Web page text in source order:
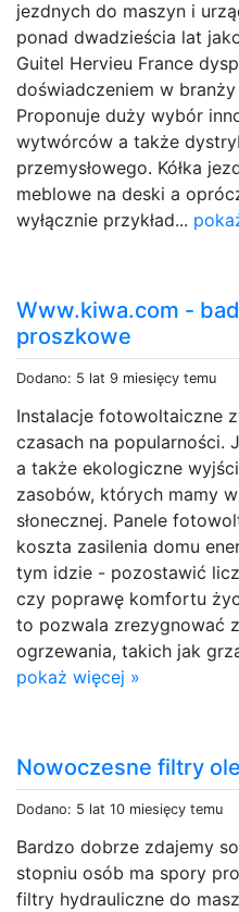
jezdnych do maszyn i
ponad dwadzieścia lat
Guitel Hervieu France
doświadczeniem w branży
Proponuje duży wybór
wytwórców a także
przemysłowego. Kółka
meblowe na deski a
wyłącznie przykład...
Www.kiwa.com -
proszkowe
Dodano: 5 lat 9 miesięcy temu
Instalacje fotowoltaiczne
czasach na popularności.
a także ekologiczne
zasobów, których mamy
słonecznej. Panele
koszta zasilenia domu
tym idzie - pozostawić
czy poprawę komfortu
to pozwala zrezygnować
ogrzewania, takich jak
pokaż więcej »
Nowoczesne filtry
Dodano: 5 lat 10 miesięcy temu
Bardzo dobrze zdajemy
stopniu osób ma spory
filtry hydrauliczne do